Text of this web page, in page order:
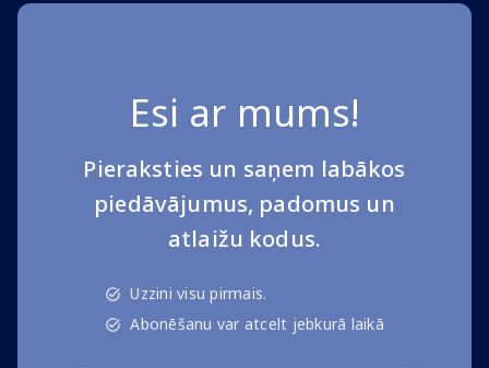
Esi ar mums!
Pieraksties un saņem labākos
piedāvājumus, padomus un
atlaižu kodus.
Uzzini visu pirmais.
Abonēšanu var atcelt jebkurā laikā